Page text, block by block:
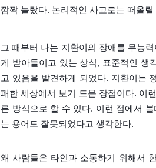
깜짝 놀랐다. 논리적인 사고로는 떠올
그 때부터 나는 지환이의 장애를 무능
게 받아들이고 있는 상식, 표준적인 생
고 있음을 발견하게 되 었다. 지환이는
패한 세상에서 보기 드문 장점이다. 이
른 방식으로 할 수 있다. 이런 점에서
는 용어도 잘못되었다고 생각한다.
왜 사람들은 타인과 소통하기 위해서